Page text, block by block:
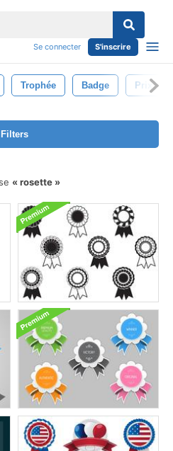
Se connecter S'inscrire
Trophée Badge Prix
Filters
rosette